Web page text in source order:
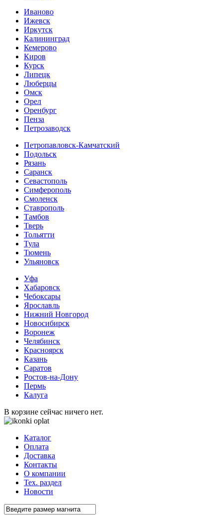
Иваново
Ижевск
Иркутск
Калининград
Кемерово
Киров
Курск
Липецк
Люберцы
Омск
Орел
Оренбург
Пенза
Петрозаводск
Петропавловск-Камчатский
Подольск
Рязань
Саранск
Севастополь
Симферополь
Смоленск
Ставрополь
Тамбов
Тверь
Тольятти
Тула
Тюмень
Ульяновск
Уфа
Хабаровск
Чебоксары
Ярославль
Нижний Новгород
Новосибирск
Воронеж
Челябинск
Красноярск
Казань
Саратов
Ростов-на-Дону
Пермь
Калуга
В корзине сейчас ничего нет.
Каталог
Оплата
Доставка
Контакты
О компании
Тех. раздел
Новости